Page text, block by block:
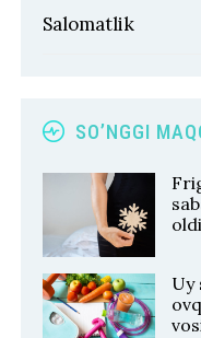
Salomatlik
SO’NGGI
Uy